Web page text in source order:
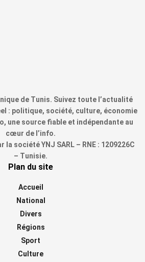
de Tunis. Suivez toute l’actualité
: politique, société, culture, économie
une source fiable et indépendante au
cœur de l’info.
société YNJ SARL – RNE : 1209226C
– Tunisie.
Plan du site
Accueil
National
Divers
Régions
Sport
Culture